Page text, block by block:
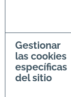
Gestionar
las cookies
específicas
del sitio